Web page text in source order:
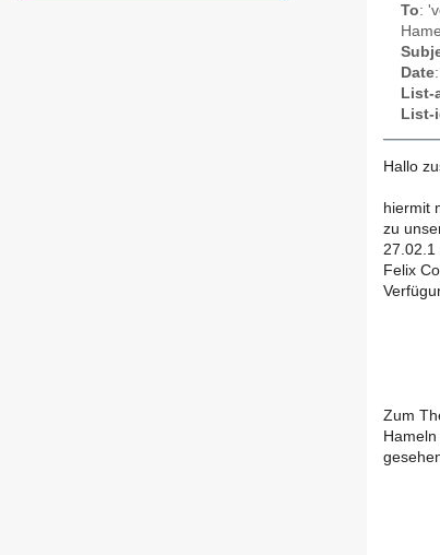
To:
Date
List-
List-
Hallo
hiermit
zu
27.02.1
Felix
Zum